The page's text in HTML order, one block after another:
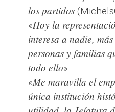
los partidos
«Hoy la
interesa a nadie,
personas y familias
todo ello».
«Me maravilla el
única institución